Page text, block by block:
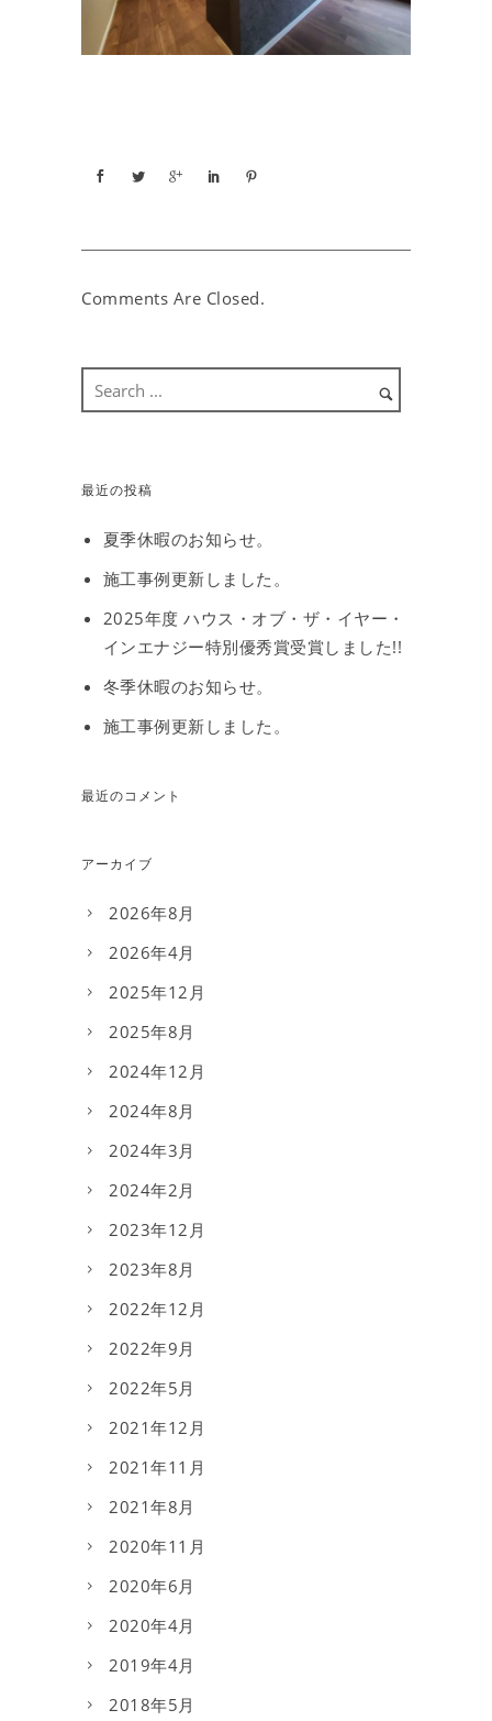
Comments Are Closed.
最近の投稿
夏季休暇のお知らせ。
施工事例更新しました。
2025年度 ハウス・オブ・ザ・イヤー・
インエナジー特別優秀賞受賞しました!!
冬季休暇のお知らせ。
施工事例更新しました。
最近のコメント
アーカイブ
2026年8月
2026年4月
2025年12月
2025年8月
2024年12月
2024年8月
2024年3月
2024年2月
2023年12月
2023年8月
2022年12月
2022年9月
2022年5月
2021年12月
2021年11月
2021年8月
2020年11月
2020年6月
2020年4月
2019年4月
2018年5月